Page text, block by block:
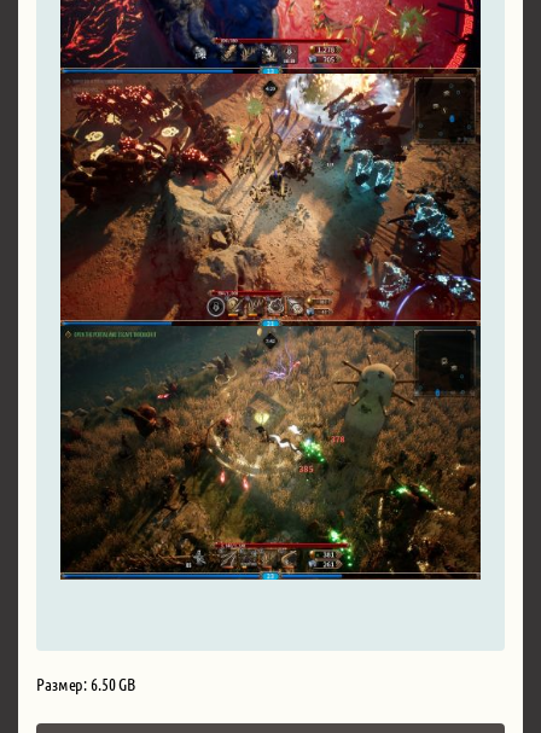
Размер: 6.50 GB